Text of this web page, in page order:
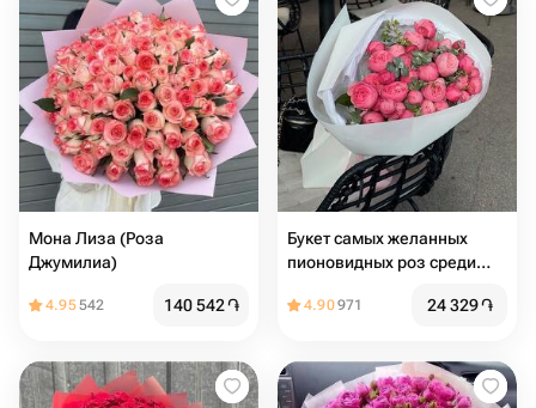
Мона Лиза (Роза
Джумилиа)
4.95542 140 542֏
Букет самых желанных
пионовидных роз среди
4.90971 24 329֏